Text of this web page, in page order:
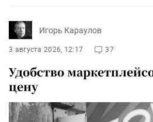
Игорь Караулов
3 августа 2026, 12:17 37
Удобство
цену